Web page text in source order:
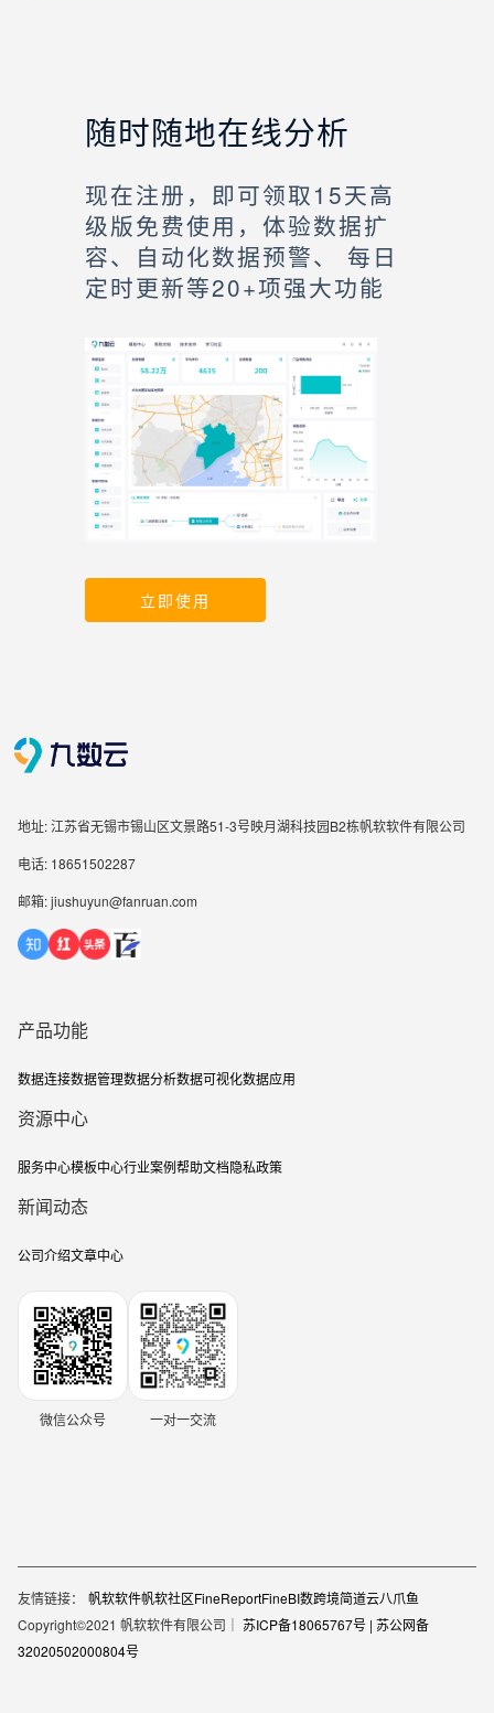
随时随地在线分析
现在注册，即可领取15天高
级版免费使用，体验数据扩
容、自动化数据预警、 每日
定时更新等20+项强大功能
立即使用
地址: 江苏省无锡市锡山区文景路51-3号映月湖科技园B2栋帆软软件有限公司
电话: 18651502287
邮箱: jiushuyun@fanruan.com
产品功能
数据连接数据管理数据分析数据可视化数据应用
资源中心
服务中心模板中心行业案例帮助文档隐私政策
新闻动态
公司介绍文章中心
微信公众号 一对一交流
友情链接： 帆软软件帆软社区FineReportFineBI数跨境简道云八爪鱼
Copyright©2021 帆软软件有限公司｜ 苏ICP备18065767号 | 苏公网备
32020502000804号